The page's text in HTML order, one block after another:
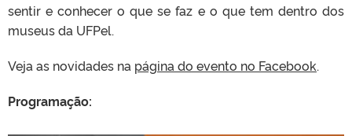
sentir e conhecer o que se faz e o que tem dentro dos
museus da UFPel.
Veja as novidades na página do evento no Facebook.
Programação: